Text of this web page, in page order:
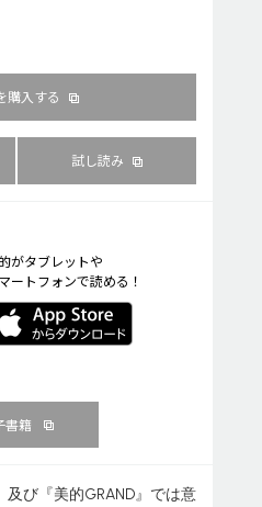
購入する
試し読み
がタブレットや
ートフォンで読める！
書籍
及び『美的GRAND』では意